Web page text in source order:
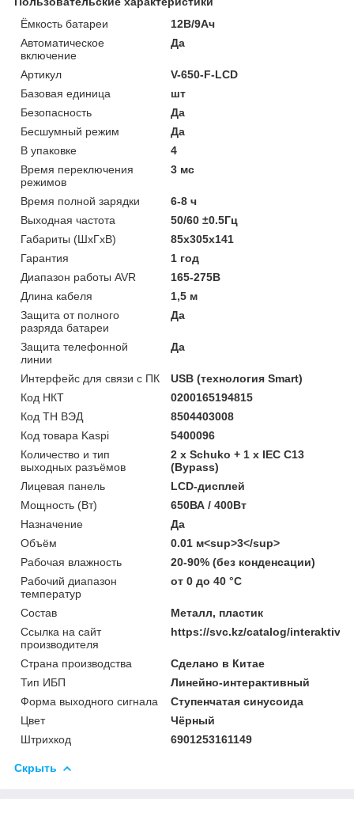
Ёмкость батареи
12В/9Ач
Автоматическое
включение
Да
Артикул
V-650-F-LCD
Базовая единица
шт
Безопасность
Да
Бесшумный режим
Да
В упаковке
4
Время переключения
режимов
3 мс
Время полной зарядки
6-8 ч
Выходная частота
50/60 ±0.5Гц
Габариты (ШхГхВ)
85x305x141
Гарантия
1 год
Диапазон работы AVR
165-275В
Длина кабеля
1,5 м
Защита от полного
разряда батареи
Да
Защита телефонной
линии
Да
Интерфейс для связи с ПК
USB (технология Smart)
Код НКТ
0200165194815
Код ТН ВЭД
8504403008
Код товара Kaspi
5400096
Количество и тип
выходных разъёмов
2 х Schuko + 1 х IEC C13
(Bypass)
Лицевая панель
LCD-дисплей
Мощность (Bт)
650ВА / 400Вт
Назначение
Да
Объём
0.01 м<sup>3</sup>
Рабочая влажность
20-90% (без конденсации)
Рабочий диапазон
температур
от 0 до 40 °С
Состав
Металл, пластик
Ссылка на сайт
производителя
https://svc.kz/catalog/
Страна производства
Сделано в Китае
Тип ИБП
Линейно-интерактивный
Форма выходного сигнала
Ступенчатая синусоида
Цвет
Чёрный
Штрихкод
6901253161149
Скрыть